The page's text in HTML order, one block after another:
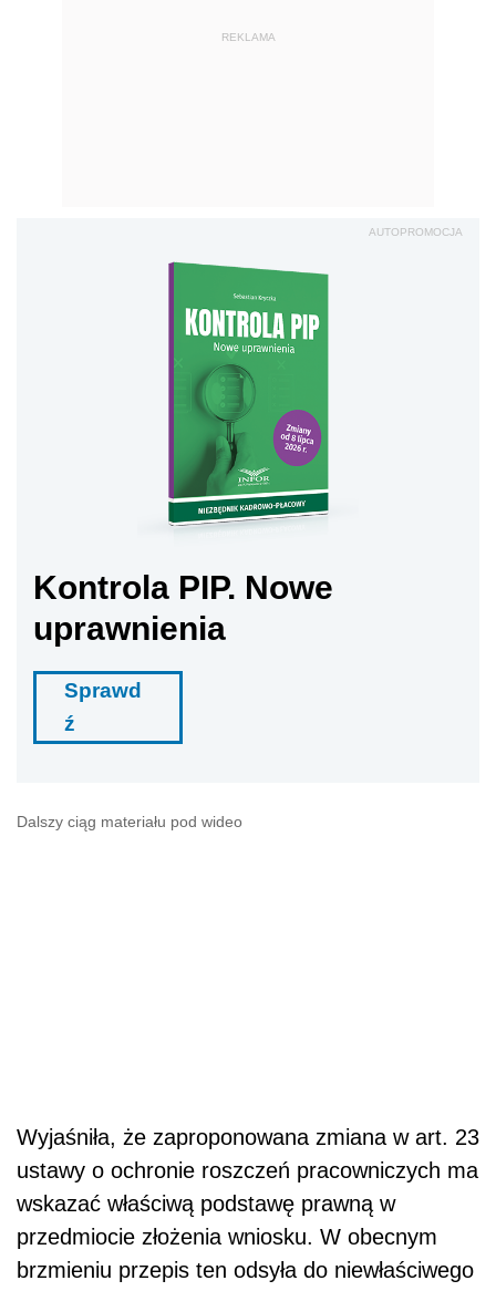
REKLAMA
AUTOPROMOCJA
Kontrola PIP. Nowe
uprawnienia
Sprawd
ź
Dalszy ciąg materiału pod wideo
Wyjaśniła, że zaproponowana zmiana w art. 23
ustawy o ochronie roszczeń pracowniczych ma
wskazać właściwą podstawę prawną w
przedmiocie złożenia wniosku. W obecnym
brzmieniu przepis ten odsyła do niewłaściwego